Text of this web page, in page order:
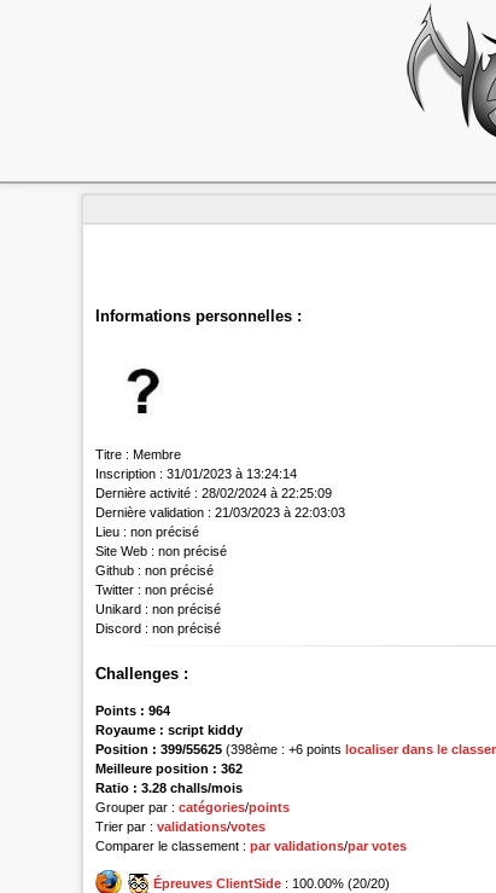
Informations personnelles :
Titre : Membre
Inscription : 31/01/2023 à 13:24:14
Dernière activité : 28/02/2024 à 22:25:09
Dernière validation : 21/03/2023 à 22:03:03
Lieu : non précisé
Site Web : non précisé
Github : non précisé
Twitter : non précisé
Unikard : non précisé
Discord : non précisé
Challenges :
Points : 964
Royaume : script kiddy
Position : 399/55625(398ème : +6 pointslocaliser dans le
Meilleure position : 362
Ratio : 3.28 challs/mois
Grouper par :catégories/points
Trier par :validations/votes
Comparer le classement :par validations/par votes
Épreuves ClientSide : 100.00% (20/20)